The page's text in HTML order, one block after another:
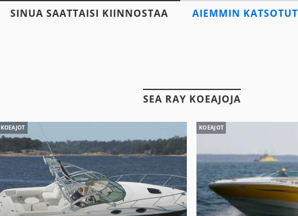
SINUA SAATTAISI KIINNOSTAA AIEMMIN KATSOTUT
SEA RAY KOEAJOJA
KOEAJOT KOEAJOT